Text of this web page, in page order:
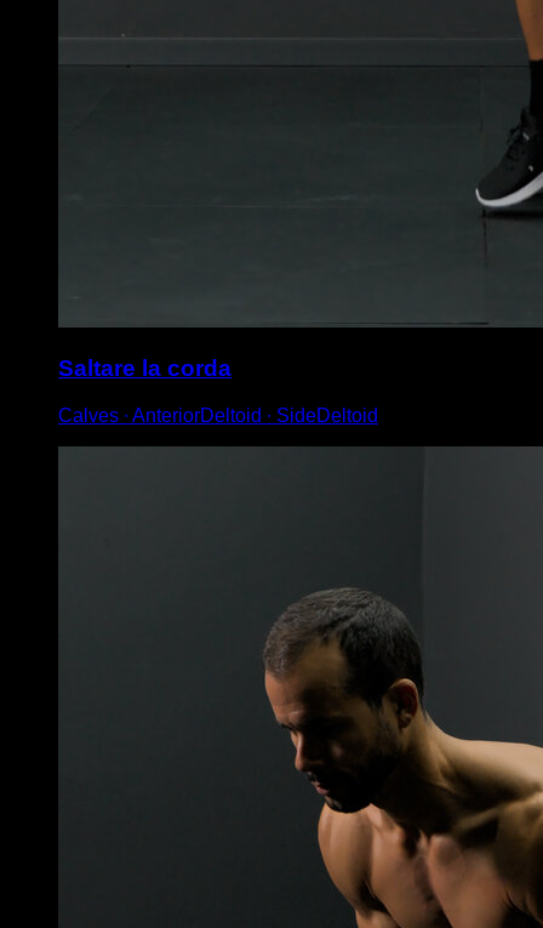
Saltare la corda
Calves ∙ AnteriorDeltoid ∙ SideDeltoid